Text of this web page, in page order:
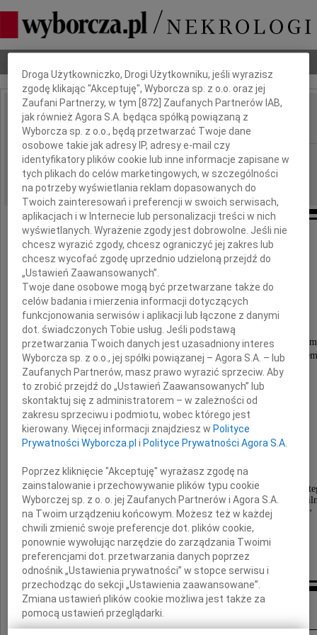
IMIĘ I NAZWISKO: Andrzej Borecki
REGION: Warszawa
DATA EMISJI: 13.08.2011
Dnia 9 sierpnia 2011 roku
odszedł nasz drogi Wujek
Andrzej Borecki
Wzbogaciłeś nasze życie swoim mocnym
Odszedłeś szukać tego, co poza naszym
malować obrazy z palety nieskończoności.
Będzie Cię nam brakowało
Łączymy się w żalu z
Wiesią, Julkiem i Agatą
w smutku, ale i ze wspomnieniami Jego pogody ducha,
radości z pracy w filmie jako scenograf ponad 40
tj. "Dolina Issy", "Cudzoziemka", "Jan Serce"
Barbara-Olcia, Anna, Karina, Ryan, Wojtek,
Rohan, Ryś i Staś
Inne kondolencje
Dbamy o Twoją prywatność
Droga Użytkowniczko, Drogi Użytkowniku, jeśli wyrazisz
zgodę klikając "Akceptuję", Wyborcza sp. z o.o. oraz jej
Zaufani Partnerzy, w tym [872] Zaufanych Partnerów IAB,
jak również Agora S.A. będąca spółką powiązaną z
Wyborcza sp. z o.o., będą przetwarzać Twoje dane
osobowe takie jak adresy IP, adresy e-mail czy
identyfikatory plików cookie lub inne informacje zapisane w
tych plikach do celów marketingowych, w szczególności
na potrzeby wyświetlania reklam dopasowanych do
Twoich zainteresowań i preferencji w swoich serwisach,
aplikacjach i w Internecie lub personalizacji treści w nich
wyświetlanych. Wyrażenie zgody jest dobrowolne. Jeśli nie
chcesz wyrazić zgody, chcesz ograniczyć jej zakres lub
chcesz wycofać zgodę uprzednio udzieloną przejdź do
„Ustawień Zaawansowanych”.
Twoje dane osobowe mogą być przetwarzane także do
celów badania i mierzenia informacji dotyczących
funkcjonowania serwisów i aplikacji lub łączone z danymi
dot. świadczonych Tobie usług. Jeśli podstawą
przetwarzania Twoich danych jest uzasadniony interes
Wyborcza sp. z o.o., jej spółki powiązanej – Agora S.A. – lub
Zaufanych Partnerów, masz prawo wyrazić sprzeciw. Aby
to zrobić przejdź do „Ustawień Zaawansowanych” lub
skontaktuj się z administratorem – w zależności od
zakresu sprzeciwu i podmiotu, wobec którego jest
kierowany. Więcej informacji znajdziesz wPolityce
Prywatności Wyborcza.pl iPolityce Prywatności Agora S.A.
Poprzez kliknięcie "Akceptuję" wyrażasz zgodę na
zainstalowanie i przechowywanie plików typu cookie
Wyborczej sp. z o. o. jej Zaufanych Partnerów i Agora S.A.
na Twoim urządzeniu końcowym. Możesz też w każdej
chwili zmienić swoje preferencje dot. plików cookie,
ponownie wywołując narzędzie do zarządzania Twoimi
preferencjami dot. przetwarzania danych poprzez
odnośnik „Ustawienia prywatności” w stopce serwisu i
przechodząc do sekcji „Ustawienia zaawansowane”.
Zmiana ustawień plików cookie możliwa jest także za
pomocą ustawień przeglądarki.